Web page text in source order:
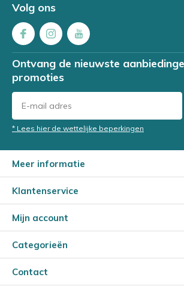
Volg ons
Ontvang de nieuwste
promoties
* Lees hier de wettelijke beperkingen
Meer informatie
Klantenservice
Mijn account
Categorieën
Contact